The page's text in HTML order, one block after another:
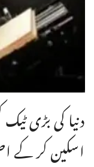
دنیا کی بڑی
اسکین کر کے